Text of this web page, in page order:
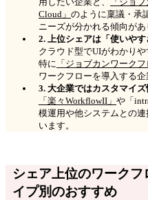
Cloud」 のように稟議・承
ニーズが分かれる傾向があ
2. 上位シェアは「使いや
クラウド型でUIがわかり
特に 「ジョブカンワークフ
ワークフローを導入する企
3. 大企業ではカスタマイ
「楽々WorkflowII」 や「
模運用や他システムとの
います。
シェア上位のワーク
イプ別のおすすめ